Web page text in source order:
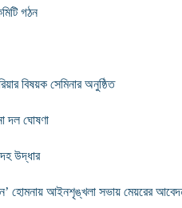
গঠন
বিষয়ক সেমিনার অনুষ্ঠিত
দল ঘোষণা
উদ্ধার
হোমনায় আইনশৃঙ্খলা সভায় মেয়রের